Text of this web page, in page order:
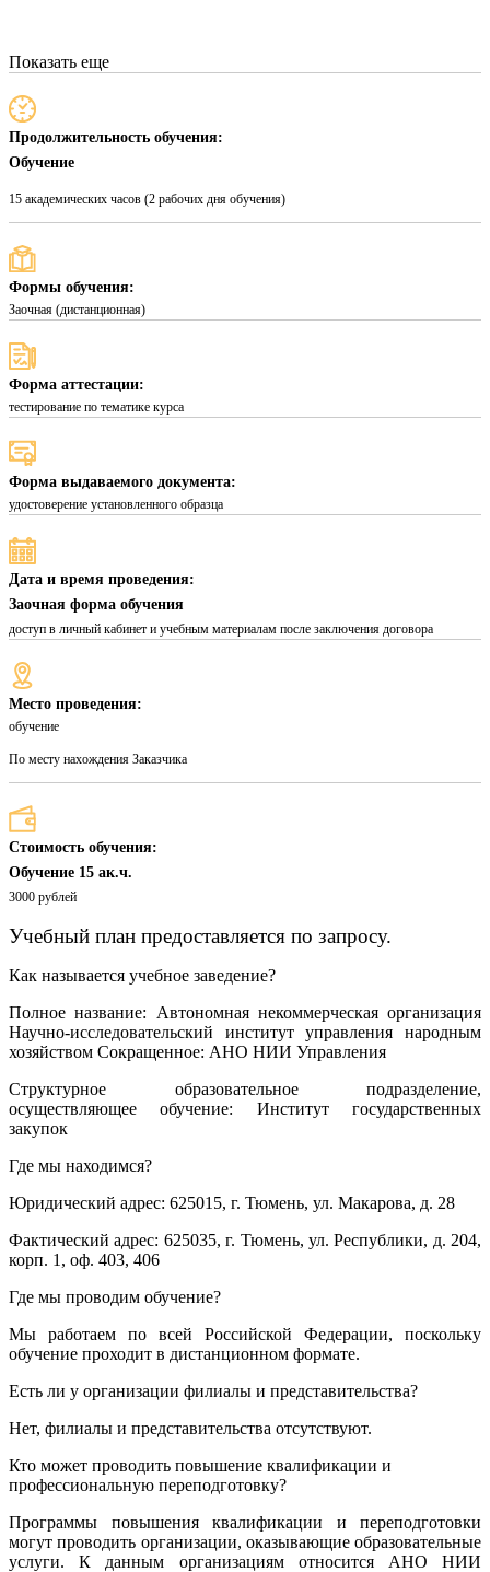
Показать еще
Продолжительность обучения:
Обучение
15 академических часов (2 рабочих дня обучения)
Формы обучения:
Заочная (дистанционная)
Форма аттестации:
тестирование по тематике курса
Форма выдаваемого документа:
удостоверение установленного образца
Дата и время проведения:
Заочная форма обучения
доступ в личный кабинет и учебным материалам после заключения договора
Место проведения:
обучение
По месту нахождения Заказчика
Стоимость обучения:
Обучение 15 ак.ч.
3000 рублей
Учебный план предоставляется по запросу.
Как называется учебное заведение?
Полное название: Автономная некоммерческая организация
Научно-исследовательский институт управления народным
хозяйством Сокращенное: АНО НИИ Управления
Структурное образовательное подразделение,
осуществляющее обучение: Институт государственных
закупок
Где мы находимся?
Юридический адрес: 625015, г. Тюмень, ул. Макарова, д. 28
Фактический адрес: 625035, г. Тюмень, ул. Республики, д. 204,
корп. 1, оф. 403, 406
Где мы проводим обучение?
Мы работаем по всей Российской Федерации, поскольку
обучение проходит в дистанционном формате.
Есть ли у организации филиалы и представительства?
Нет, филиалы и представительства отсутствуют.
Кто может проводить повышение квалификации и
профессиональную переподготовку?
Программы повышения квалификации и переподготовки
могут проводить организации, оказывающие образовательные
услуги. К данным организациям относится АНО НИИ